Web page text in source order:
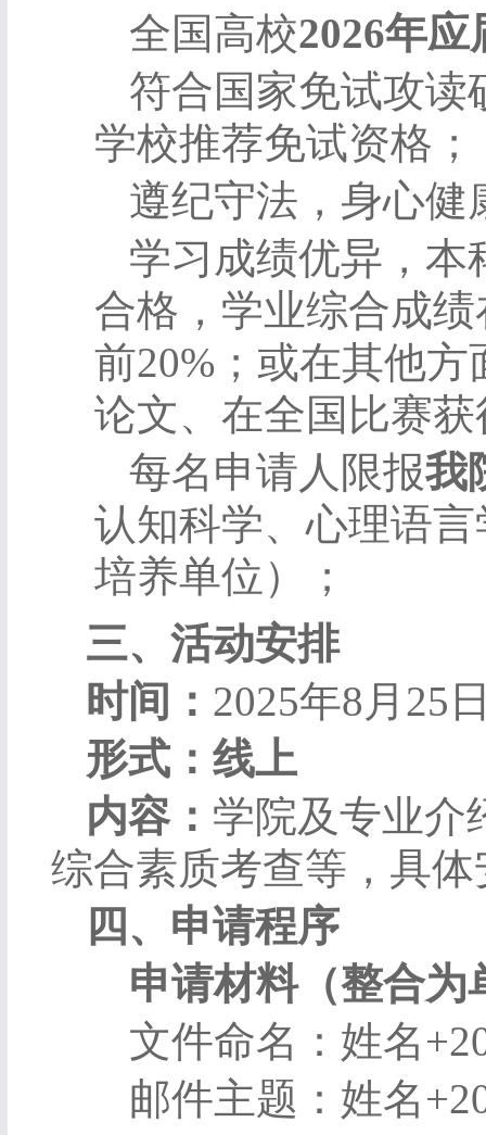
全国高校2026年应
符合国家免试攻读
学校推荐免试资格；
遵纪守法，身心健
学习成绩优异，本
合格，学业综合成
前20% ；或在其他
论文、在全国比赛
每名申请人限报我
认知科学、心理语
培养单位）；
三、活动安排
时间： 2025年8 月 25
形式：线上
内容： 学院及专业介
综合素质考查等，具
四、申请程序
申请材料（整合为
文件命名：姓名
邮件主题：姓名